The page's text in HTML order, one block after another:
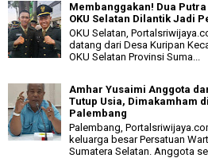
Membanggakan! Dua
OKU Selatan Dilantik Jadi
OKU Selatan,
datang dari Desa Kuripan
OKU Selatan Provinsi Suma...
Amhar Yusaimi Anggota
Tutup Usia, Dimakamham
Palembang
Palembang,
keluarga besar Persatuan
Sumatera Selatan. Anggota